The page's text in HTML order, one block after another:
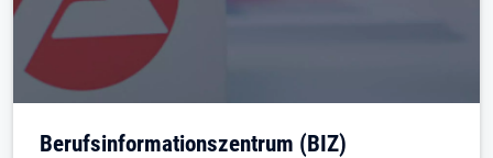
Berufsinformationszentrum (BIZ)